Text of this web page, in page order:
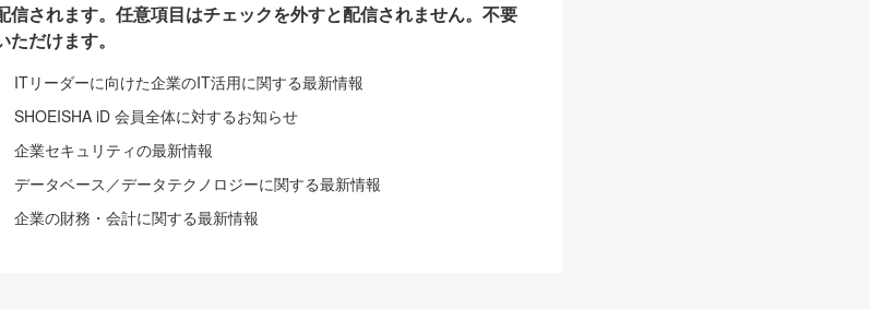
信されます。任意項目はチェックを外すと配信されません。不要
だけます。
ITリーダーに向けた企業のIT活用に関する最新情報
SHOEISHA iD 会員全体に対するお知らせ
企業セキュリティの最新情報
データベース／データテクノロジーに関する最新情報
企業の財務・会計に関する最新情報